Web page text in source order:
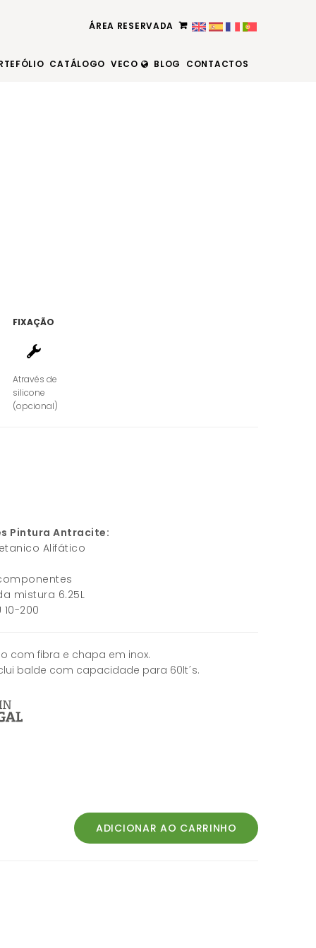
ÁREA RESERVADA
CATÁLOGO VECO BLOG CONTACTOS
FIXAÇÃO
Através de
silicone
(opcional)
Pintura Antracite:
Alifático
mistura 6.25L
10-200
com fibra e chapa em inox.
balde com capacidade para 60lt´s.